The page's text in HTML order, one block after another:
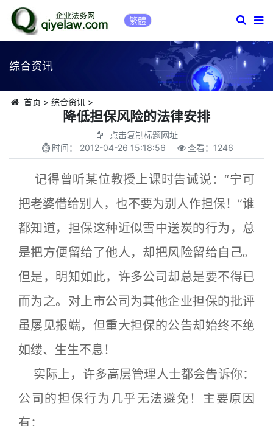
繁體
综合资讯
首页 > 综合资讯>
降低担保风险的法律安排
点击复制标题网址
时间： 2012-04-26 15:18:56 查看： 1246
记得曾听某位教授上课时告诫说：“宁可
把老婆借给别人，也不要为别人作担保！”谁
都知道，担保这种近似雪中送炭的行为，总
是把方便留给了他人，却把风险留给自己。
但是，明知如此，许多公司却总是要不得已
而为之。对上市公司为其他企业担保的批评
虽屡见报端，但重大担保的公告却始终不绝
如缕、生生不息！
实际上，许多高层管理人士都会告诉你：
公司的担保行为几乎无法避免！主要原因
有：